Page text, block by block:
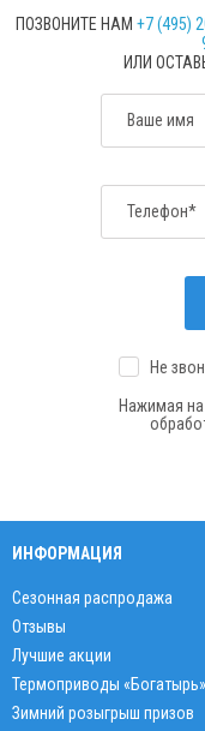
ПОЗВОНИТЕ НАМ +7 (495)
ИЛИ
Ваше имя
Телефон*
Не
Нажимая на
ИНФОРМАЦИЯ
Сезонная распродажа
Отзывы
Лучшие акции
Термоприводы «Богатырь»
Зимний розыгрыш призов